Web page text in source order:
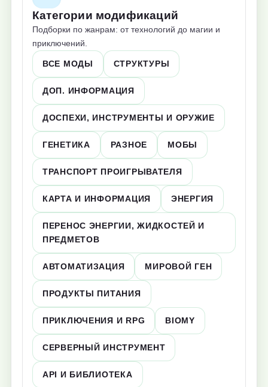
Категории модификаций
Подборки по жанрам: от технологий до магии и
приключений.
ВСЕ МОДЫ СТРУКТУРЫ
ДОП. ИНФОРМАЦИЯ
ДОСПЕХИ, ИНСТРУМЕНТЫ И ОРУЖИЕ
ГЕНЕТИКА РАЗНОЕ МОБЫ
ТРАНСПОРТ ПРОИГРЫВАТЕЛЯ
КАРТА И ИНФОРМАЦИЯ ЭНЕРГИЯ
ПЕРЕНОС ЭНЕРГИИ, ЖИДКОСТЕЙ И
ПРЕДМЕТОВ
АВТОМАТИЗАЦИЯ МИРОВОЙ ГЕН
ПРОДУКТЫ ПИТАНИЯ
ПРИКЛЮЧЕНИЯ И RPG BIOMY
СЕРВЕРНЫЙ ИНСТРУМЕНТ
API И БИБЛИОТЕКА